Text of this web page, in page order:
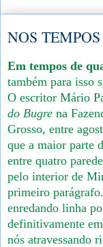
NOS
Em tempos de
também para isso
O escritor Mário
do Bugre na
Grosso, entre
que a maior parte
entre quatro
pelo interior de
primeiro
enredando linha
definitivamente
nós atravessando